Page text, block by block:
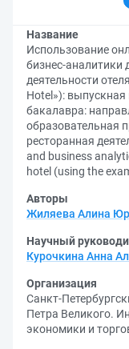
Название
Использование
бизнес-
деятельности
Hotel»):
бакалавра:
образовательная
ресторанная
and business
hotel (using the
Авторы
Жиляева Алина
Научный
Курочкина Анна
Организация
Санкт-
Петра Великого.
экономики и